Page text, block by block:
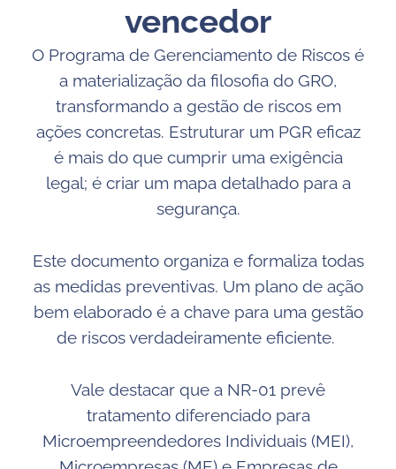
vencedor
O Programa de Gerenciamento de Riscos é
a materialização da filosofia do GRO,
transformando a gestão de riscos em
ações concretas. Estruturar um PGR eficaz
é mais do que cumprir uma exigência
legal; é criar um mapa detalhado para a
segurança.
Este documento organiza e formaliza todas
as medidas preventivas. Um plano de ação
bem elaborado é a chave para uma gestão
de riscos verdadeiramente eficiente.
Vale destacar que a NR-01 prevê
tratamento diferenciado para
Microempreendedores Individuais (MEI),